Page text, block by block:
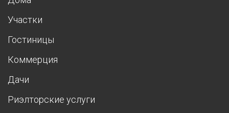
Участки
Гостиницы
Коммерция
Дачи
Риэлторские услуги